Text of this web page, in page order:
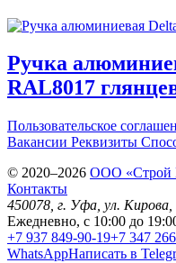
Ручка
RAL8017
Пользовательское
Вакансии Реквизиты
© 2020–2026 OOO «Строй
Контакты
450078 , г. Уфа ул. Кирова,
Ежедневно, с 10:00 до
+7 937 849-90-19+7 347
WhatsAppНаписать в